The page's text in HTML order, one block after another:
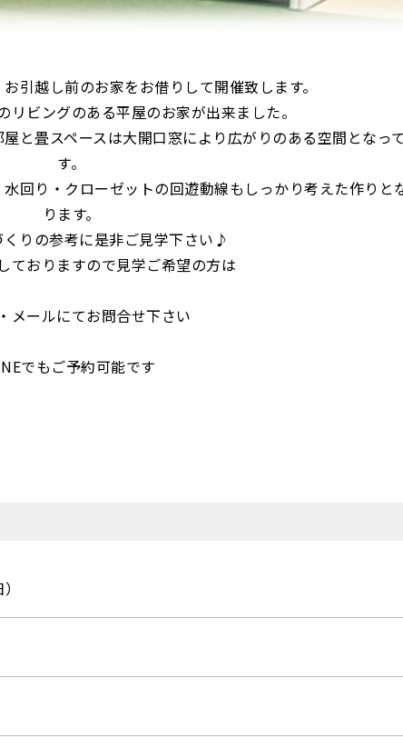
引越し前のお家をお借りして開催致します。
リビングのある平屋のお家が出来ました。
と畳スペースは大開口窓により広がりのある空間となっ
す。
回り・クローゼットの回遊動線もしっかり考えた作りと
ります。
りの参考に是非ご見学下さい♪
ておりますので見学ご希望の方は
メールにてお問合せ下さい
でもご予約可能です